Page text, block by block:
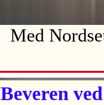
Med
Beveren